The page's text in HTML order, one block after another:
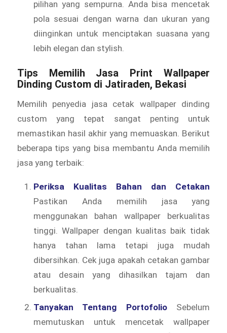
pilihan yang sempurna. Anda bisa mencetak
pola sesuai dengan warna dan ukuran yang
diinginkan untuk menciptakan suasana yang
lebih elegan dan stylish.
Tips Memilih Jasa Print Wallpaper
Dinding Custom di Jatiraden, Bekasi
Memilih penyedia jasa cetak wallpaper dinding
custom yang tepat sangat penting untuk
memastikan hasil akhir yang memuaskan. Berikut
beberapa tips yang bisa membantu Anda memilih
jasa yang terbaik:
Periksa Kualitas Bahan dan Cetakan
Pastikan Anda memilih jasa yang
menggunakan bahan wallpaper berkualitas
tinggi. Wallpaper dengan kualitas baik tidak
hanya tahan lama tetapi juga mudah
dibersihkan. Cek juga apakah cetakan gambar
atau desain yang dihasilkan tajam dan
berkualitas.
Tanyakan Tentang PortofolioSebelum
memutuskan untuk mencetak wallpaper